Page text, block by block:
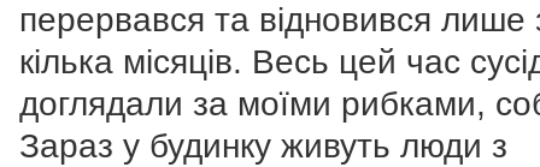
перервався та відновився лише
кілька місяців. Весь цей час
доглядали за моїми рибками,
Зараз у будинку живуть люди з